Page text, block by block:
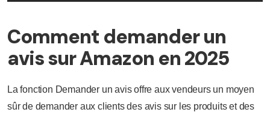
Comment demander un
avis sur Amazon en 2025
La fonction Demander un avis offre aux vendeurs un moyen
sûr de demander aux clients des avis sur les produits et des